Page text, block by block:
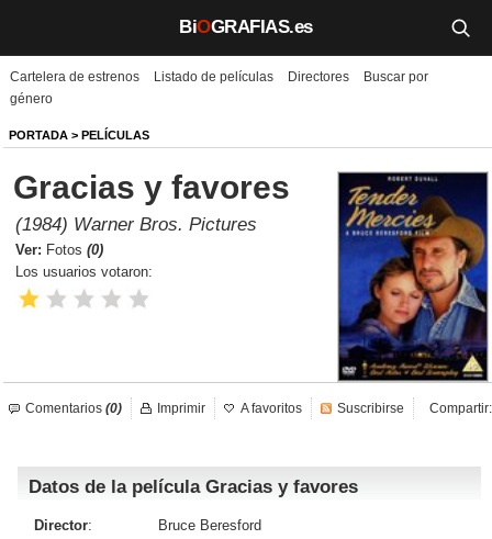
BiOGRAFIAS.es
Biografías
Películas
TV
Música
Un día como hoy
Iniciar sesión Crear cuenta
Cartelera de estrenos Listado de películas Directores
Buscar por
género
PORTADA > PELÍCULAS
Gracias y favores
(1984) Warner Bros. Pictures
Ver: Fotos (0)
Los usuarios votaron:
Comentarios (0) Compartir:
Imprimir A favoritos Suscribirse
Datos de la película Gracias y favores
Director:
Bruce Beresford